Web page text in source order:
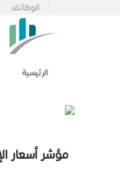
الوظائف
الرئيسية
مؤشر أسعار